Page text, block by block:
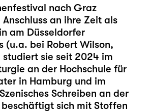
nach Graz
an ihre Zeit als
am Düsseldorfer
(u.a. bei Robert Wilson,
studiert sie seit 2024 im
an der Hochschule für
in Hamburg und im
Schreiben an der
beschäftigt sich mit Stoffen